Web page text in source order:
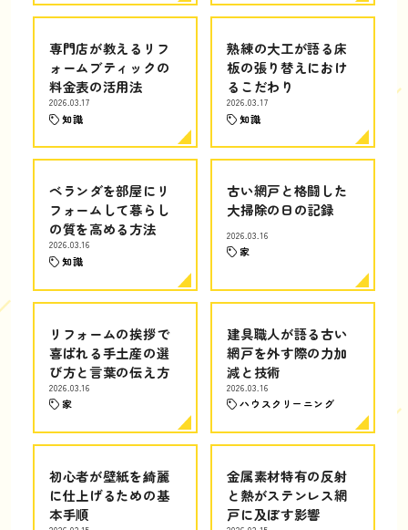
専門店が教えるリフ
ォームブティックの
料金表の活用法
2026.03.17
知識
熟練の大工が語る床
板の張り替えにおけ
るこだわり
2026.03.17
知識
ベランダを部屋にリ
フォームして暮らし
の質を高める方法
2026.03.16
知識
古い網戸と格闘した
大掃除の日の記録
2026.03.16
家
リフォームの挨拶で
喜ばれる手土産の選
び方と言葉の伝え方
2026.03.16
家
建具職人が語る古い
網戸を外す際の力加
減と技術
2026.03.16
ハウスクリーニング
初心者が壁紙を綺麗
に仕上げるための基
本手順
金属素材特有の反射
と熱がステンレス網
戸に及ぼす影響